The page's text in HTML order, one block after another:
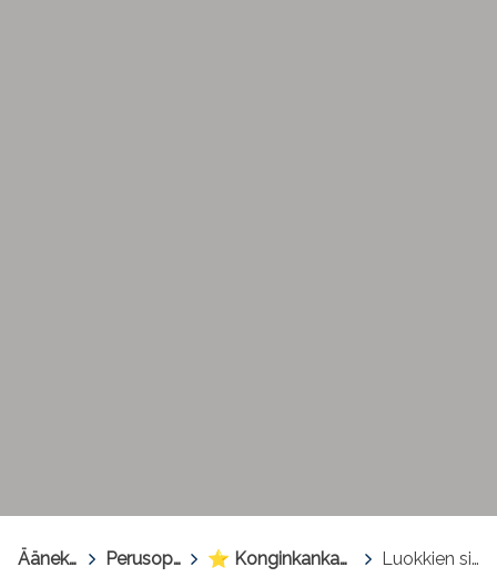
Äänekoski Perusopetus ⭐ Konginkankaan koulu Luokkien sivut